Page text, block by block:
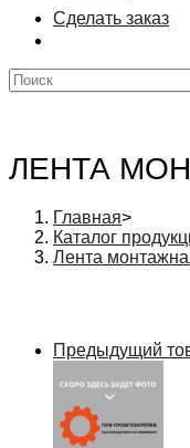
Сделать заказ
ЛЕНТА
Главная>
Каталог
Лента
Предыдущий